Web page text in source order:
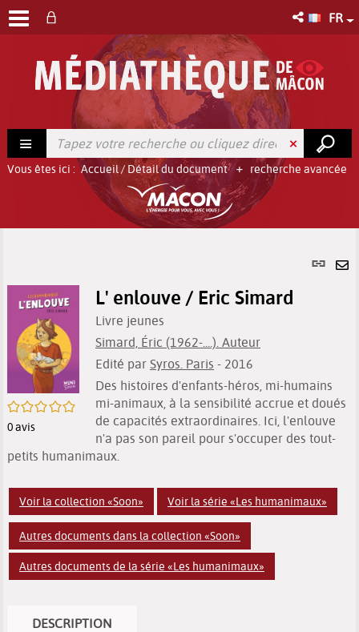
FR
recherche avancée
Vous êtes ici : Accueil/ Détail du document
Lien
/5
0avis
L' enlouve / Eric Simard
Livre jeunes
Simard, Éric (1962-....). Auteur
Edité par Syros. Paris - 2016
Des histoires d'enfants-héros, mi-humains
mi-animaux, à la sensibilité accrue et doués
de capacités extraordinaires. Ici, l'enlouve
n'a pas son pareil pour s'occuper des tout-
petits humanimaux.
Voir la collection «Soon» Voir la série «Les humanimaux»
Autres documents dans la collection «Soon»
Autres documents de la série «Les humanimaux»
DESCRIPTION